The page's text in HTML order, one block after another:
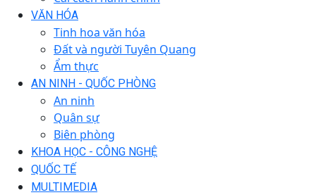
VĂN HÓA
Tinh hoa văn hóa
Đất và người Tuyên Quang
Ẩm thực
AN NINH - QUỐC PHÒNG
An ninh
Quân sự
Biên phòng
KHOA HỌC - CÔNG NGHỆ
QUỐC TẾ
MULTIMEDIA